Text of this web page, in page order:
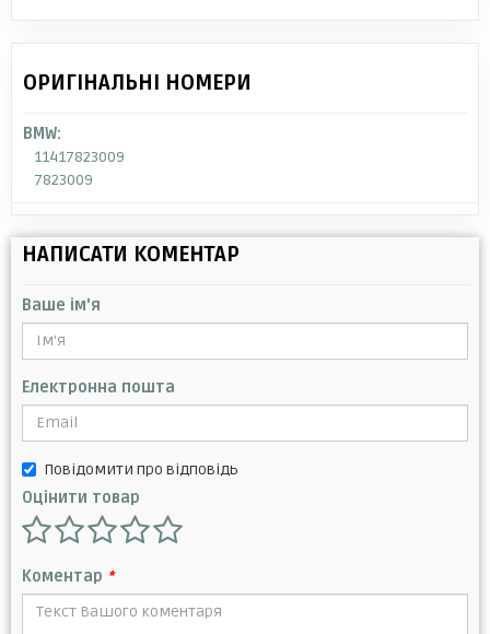
ОРИГІНАЛЬНІ НОМЕРИ
BMW:
11417823009
7823009
НАПИСАТИ КОМЕНТАР
Ваше ім'я
Електронна пошта
Повідомити про відповідь
Оцінити товар
Коментар *